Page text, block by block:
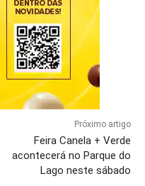
Próximo artigo
Feira Canela + Verde
acontecerá no Parque do
Lago neste sábado